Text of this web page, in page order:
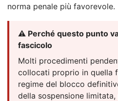
norma penale più favorevole.
⚠️ Perché questo punto
fascicolo
Molti procedimenti
collocati proprio in quella
regime del blocco
della sospensione